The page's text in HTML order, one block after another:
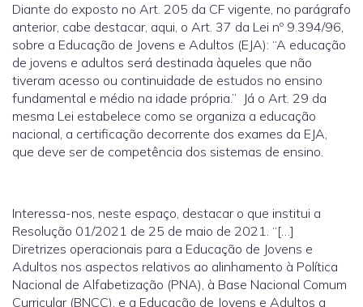
Diante do exposto no Art. 205 da CF vigente, no parágrafo
anterior, cabe destacar, aqui, o Art. 37 da Lei nº 9.394/96,
sobre a Educação de Jovens e Adultos (EJA): “A educação
de jovens e adultos será destinada àqueles que não
tiveram acesso ou continuidade de estudos no ensino
fundamental e médio na idade própria.” Já o Art. 29 da
mesma Lei estabelece como se organiza a educação
nacional, a certificação decorrente dos exames da EJA,
que deve ser de competência dos sistemas de ensino.
Interessa-nos, neste espaço, destacar o que institui a
Resolução 01/2021 de 25 de maio de 2021. “[…]
Diretrizes operacionais para a Educação de Jovens e
Adultos nos aspectos relativos ao alinhamento à Política
Nacional de Alfabetização (PNA), à Base Nacional Comum
Curricular (BNCC), e a Educação de Jovens e Adultos a